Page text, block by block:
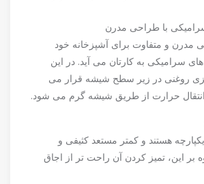
سرامیکی با طراحی مدرن
مدرن و متفاوت برای آشپزخانه خود
سرامیکی به کارتان می آید. در این
روغنی در زیر سطح شیشه قرار می
حرارت از طریق شیشه گرم می شود.
هستند و کمتر مستعد کثیفی و
بر این، تمیز کردن آن راحت تر از اجاق